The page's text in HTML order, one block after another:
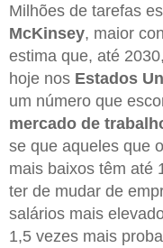
Milhões de tarefas
McKinsey, maior
estima que, até
hoje nos Estados
um número que
mercado de
se que aqueles que
mais baixos têm até
ter de mudar de
salários mais
1,5 vezes mais